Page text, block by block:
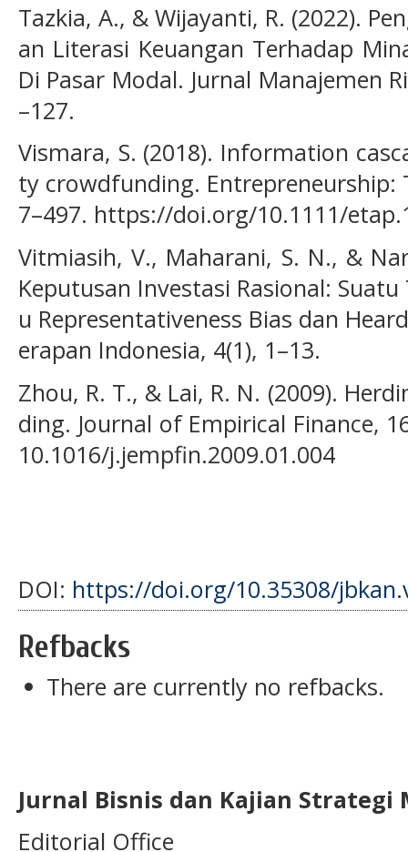
Tazkia, A., & Wijayanti, R. (2022).
an Literasi Keuangan Terhadap
Di Pasar Modal. Jurnal Manajemen
–127.
Vismara, S. (2018). Information
ty crowdfunding. Entrepreneurship:
7–497. https://doi.org/10.1111/
Vitmiasih, V., Maharani, S. N., &
Keputusan Investasi Rasional:
u Representativeness Bias dan
erapan Indonesia, 4(1), 1–13.
Zhou, R. T., & Lai, R. N. (2009).
ding. Journal of Empirical Finance,
10.1016/j.jempfin.2009.01.004
DOI: https://doi.org/10.35308/
Refbacks
There are currently no refbacks.
Jurnal Bisnis dan Kajian Strategi
Editorial Office